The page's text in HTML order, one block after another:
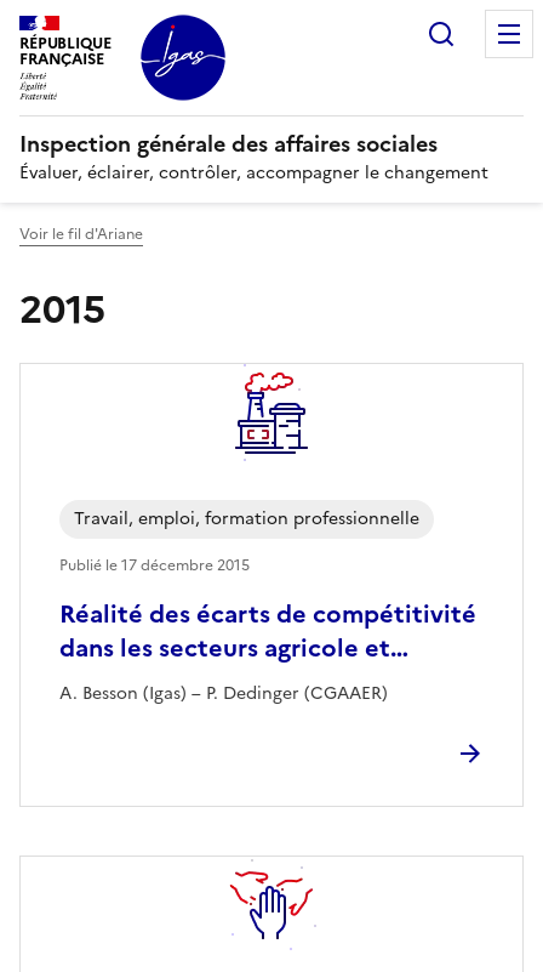
RÉPUBLIQUE
FRANÇAISE
Inspection générale des affaires sociales
Évaluer, éclairer, contrôler, accompagner le changement
Voir le fil d'Ariane
2015
Réalité des écarts de compétitivité
dans les secteurs agricole et…
A. Besson (Igas) – P. Dedinger (CGAAER)
Travail, emploi, formation professionnelle
Publié le17 décembre 2015